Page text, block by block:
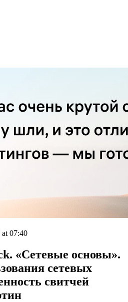
07:40
«Сетевые основы».
сетевых
свитчей